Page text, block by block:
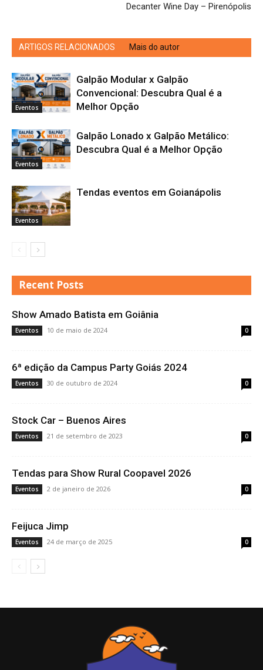
Decanter Wine Day – Pirenópolis
ARTIGOS RELACIONADOS Mais do autor
Eventos
Galpão Modular x Galpão
Convencional: Descubra Qual é a
Melhor Opção
Eventos
Galpão Lonado x Galpão Metálico:
Descubra Qual é a Melhor Opção
Eventos
Tendas eventos em Goianápolis
Recent Posts
Show Amado Batista em Goiânia
Eventos 10 de maio de 2024 0
6ª edição da Campus Party Goiás 2024
Eventos 30 de outubro de 2024 0
Stock Car – Buenos Aires
Eventos 21 de setembro de 2023 0
Tendas para Show Rural Coopavel 2026
Eventos 2 de janeiro de 2026 0
Feijuca Jimp
Eventos 24 de março de 2025 0